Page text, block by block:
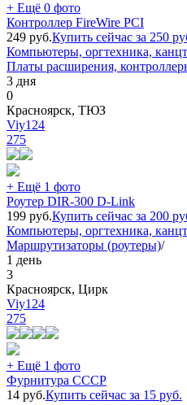
+ Ещё 0 фото
Контроллер FireWire PCI
249 руб.Купить сейчас за 250
Компьютеры, оргтехника,
Платы расширения,
3 дня
0
Красноярск, ТЮЗ
Viy124
275
+ Ещё 1 фото
Роутер DIR-300 D-Link
199 руб.Купить сейчас за 200
Компьютеры, оргтехника,
Маршрутизаторы (роутеры)/
1 день
3
Красноярск, Цирк
Viy124
275
+ Ещё 1 фото
Фурнитура СССР
14 руб.Купить сейчас за 15 руб.